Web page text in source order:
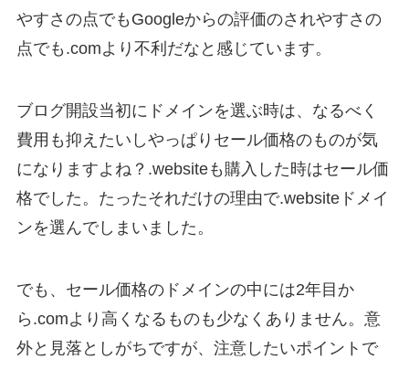
やすさの点でもGoogleからの評価のされやすさの
点でも.comより不利だなと感じています。
ブログ開設当初にドメインを選ぶ時は、なるべく
費用も抑えたいしやっぱりセール価格のものが気
になりますよね？.websiteも購入した時はセール価
格でした。たったそれだけの理由で.websiteドメイ
ンを選んでしまいました。
でも、セール価格のドメインの中には2年目か
ら.comより高くなるものも少なくありません。意
外と見落としがちですが、注意したいポイントで